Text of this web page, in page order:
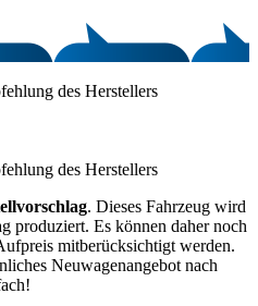
des Herstellers
des Herstellers
. Dieses Fahrzeug wird
produziert. Es können daher noch
mitberücksichtigt werden.
Neuwagenangebot nach